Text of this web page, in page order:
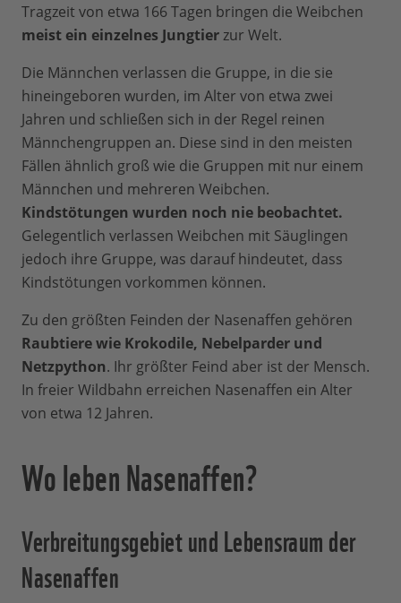
Tragzeit von etwa 166 Tagen bringen die Weibchen
meist ein einzelnes Jungtierzur Welt.
Die Männchen verlassen die Gruppe, in die sie
hineingeboren wurden, im Alter von etwa zwei
Jahren und schließen sich in der Regel reinen
Männchengruppen an. Diese sind in den meisten
Fällen ähnlich groß wie die Gruppen mit nur einem
Männchen und mehreren Weibchen.
Kindstötungen wurden noch nie beobachtet.
Gelegentlich verlassen Weibchen mit Säuglingen
jedoch ihre Gruppe, was darauf hindeutet, dass
Kindstötungen vorkommen können.
Zu den größten Feinden der Nasenaffen gehören
Raubtiere wie Krokodile, Nebelparder und
Netzpython. Ihr größter Feind aber ist der Mensch.
In freier Wildbahn erreichen Nasenaffen ein Alter
von etwa 12 Jahren.
Wo leben Nasenaffen?
Verbreitungsgebiet und Lebensraum der
Nasenaffen